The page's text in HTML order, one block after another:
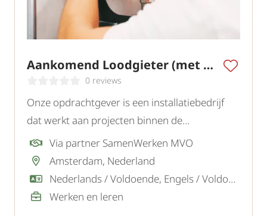
Aankomend Loodgieter (met opleiding)
0 reviews
Onze opdrachtgever is een installatiebedrijf
dat werkt aan projecten binnen de
utiliteitsbouw, zoals scholen, kantoren en
andere bedrijfsgebouwen. Voor hun team
zoeken zij een gemotiveerde Aankomend
Loodgieter die het vak wil leren én werken.
Via partner SamenWerken MVO
Amsterdam, Nederland
Nederlands / Voldoende, Engels / Voldoende
Werken en leren